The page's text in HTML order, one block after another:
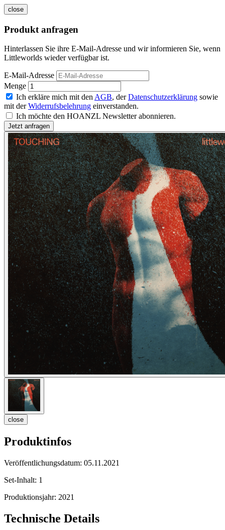
close
Produkt anfragen
Hinterlassen Sie ihre E-Mail-Adresse und wir informieren Sie, wenn
Littleworlds wieder verfügbar ist.
E-Mail-Adresse
Menge
Ich erkläre mich mit den AGB, derDatenschutzerklärung sowie
mit derWiderrufsbelehrung einverstanden.
Ich möchte den HOANZL Newsletter abonnieren.
close
Produktinfos
Veröffentlichungsdatum: 05.11.2021
Set-Inhalt: 1
Produktionsjahr: 2021
Technische Details